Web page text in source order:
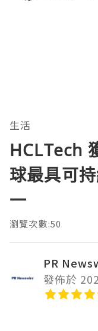
生活
HCLTech
球最具可
一
瀏覽次數:50
PR
發佈於